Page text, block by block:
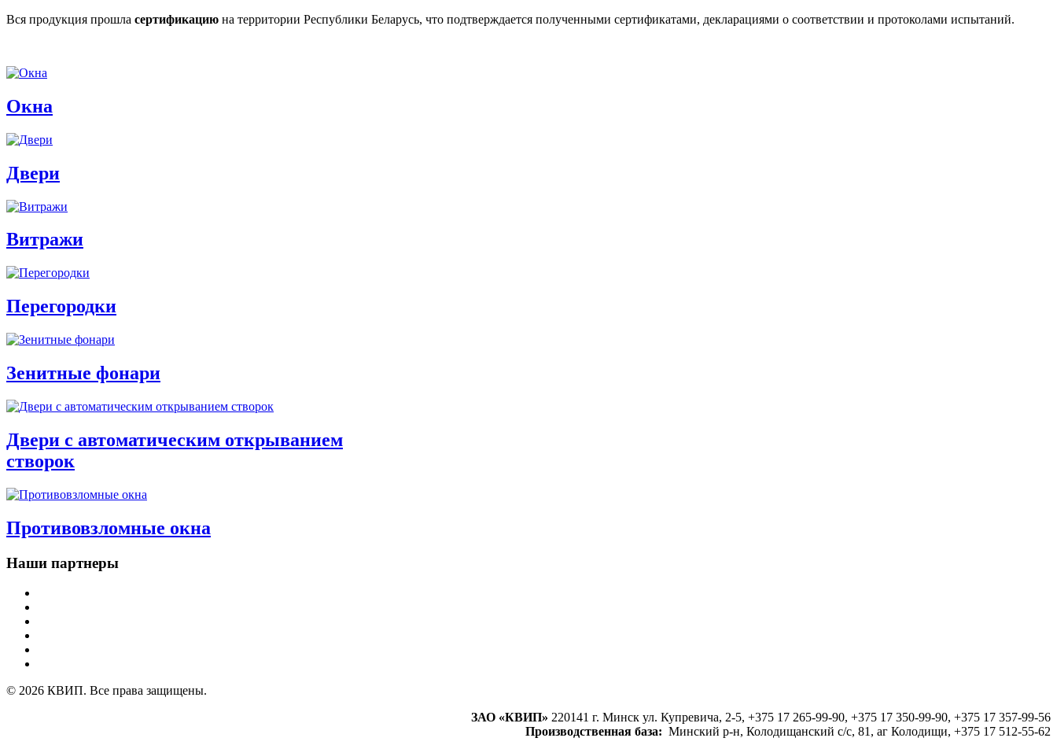
Вся продукция прошла сертификацию на территории Республики Беларусь, что подтверждается полученными сертификатами, декларациями о соответствии и протоколами испытаний.
Окна
Двери
Витражи
Перегородки
Зенитные фонари
Двери с автоматическим открыванием
створок
Противовзломные окна
Наши партнеры
© 2026 КВИП. Все права защищены.
ЗАО «КВИП» 220141 г. Минск ул. Купревича, 2-5, +375 17 265-99-90, +375 17 350-99-90, +375 17 357-99-56
Производственная база: Минский р-н, Колодищанский с/с, 81, аг Колодищи, +375 17 512-55-62